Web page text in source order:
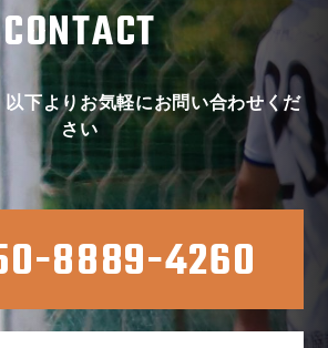
CONTACT
下よりお気軽にお問い合わせくだ
さい
8889-4260